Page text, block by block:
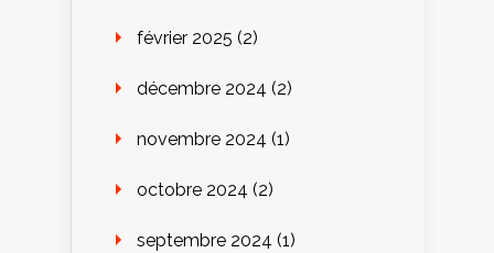
février 2025 (2)
décembre 2024 (2)
novembre 2024 (1)
octobre 2024 (2)
septembre 2024 (1)